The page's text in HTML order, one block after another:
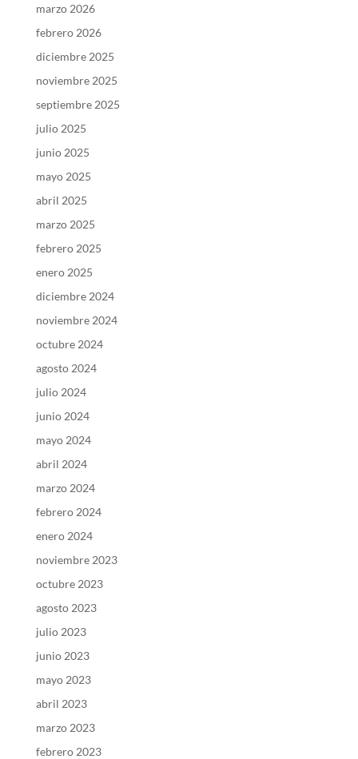
marzo 2026
febrero 2026
diciembre 2025
noviembre 2025
septiembre 2025
julio 2025
junio 2025
mayo 2025
abril 2025
marzo 2025
febrero 2025
enero 2025
diciembre 2024
noviembre 2024
octubre 2024
agosto 2024
julio 2024
junio 2024
mayo 2024
abril 2024
marzo 2024
febrero 2024
enero 2024
noviembre 2023
octubre 2023
agosto 2023
julio 2023
junio 2023
mayo 2023
abril 2023
marzo 2023
febrero 2023